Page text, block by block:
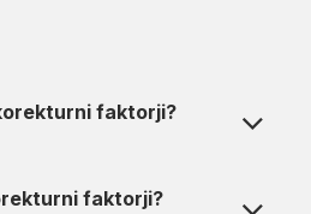
Zakaj so potrebni korekturni faktorji?
Kako se določijo korekturni faktorji?